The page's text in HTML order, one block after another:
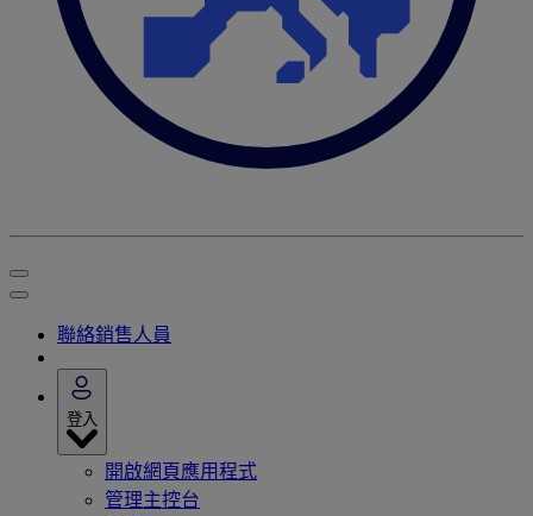
聯絡銷售人員
登入
開啟網頁應用程式
管理主控台